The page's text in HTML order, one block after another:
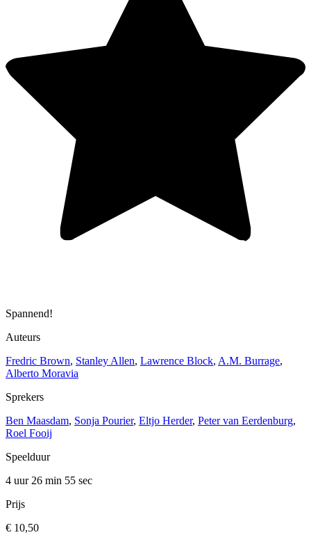
Spannend!
Auteurs
Fredric Brown, Stanley Allen, Lawrence Block, A.M. Burrage,
Alberto Moravia
Sprekers
Ben Maasdam, Sonja Pourier, Eltjo Herder, Peter van Eerdenburg,
Roel Fooij
Speelduur
4 uur 26 min 55 sec
Prijs
€ 10,50